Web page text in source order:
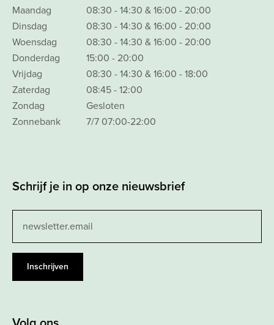
Maandag
08:30 - 14:30 & 16:00 - 20:00
Dinsdag
08:30 - 14:30 & 16:00 - 20:00
Woensdag
08:30 - 14:30 & 16:00 - 20:00
Donderdag
15:00 - 20:00
Vrijdag
08:30 - 14:30 & 16:00 - 18:00
Zaterdag
08:45 - 12:00
Zondag
Gesloten
Zonnebank
7/7 07:00-22:00
Schrijf je in op onze nieuwsbrief
field
blankInschrijven